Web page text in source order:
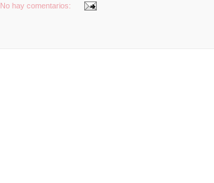
No hay comentarios: